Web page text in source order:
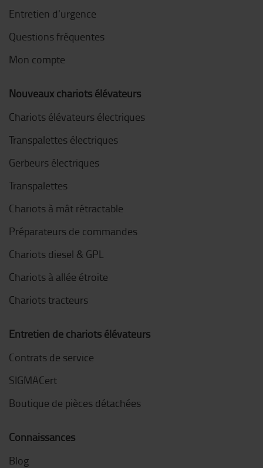
Entretien d'urgence
Questions fréquentes
Mon compte
Nouveaux chariots élévateurs
Chariots élévateurs électriques
Transpalettes électriques
Gerbeurs électriques
Transpalettes
Chariots à mât rétractable
Préparateurs de commandes
Chariots diesel & GPL
Chariots à allée étroite
Chariots tracteurs
Entretien de chariots élévateurs
Contrats de service
SIGMACert
Boutique de pièces détachées
Connaissances
Blog